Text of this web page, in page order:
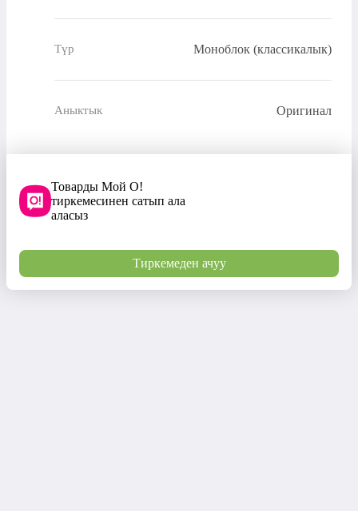
Түр Моноблок (классикалык)
Аныктык Оригинал
Товарды Мой О!
тиркемесинен сатып ала
аласыз
Тиркемеден ачуу